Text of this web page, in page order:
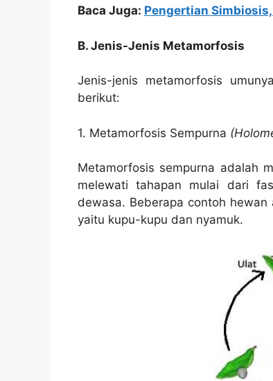
Baca Juga: Pengertian
B. Jenis-Jenis Metamorfosis
Jenis-jenis metamorfosis
berikut:
1. Metamorfosis Sempurna
Metamorfosis sempurna adalah
melewati tahapan mulai dari
dewasa. Beberapa contoh
yaitu kupu-kupu dan nyamuk.